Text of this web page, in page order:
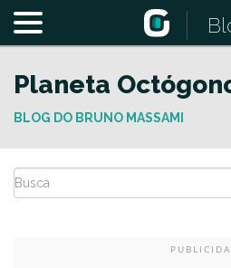
Planeta
BLOG DO BRUNO MASSAMI